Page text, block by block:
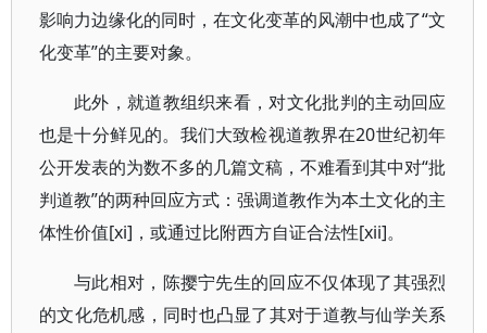
影响力边缘化的同时，在文化变革的风潮中也成了“文
化变革”的主要对象。
此外，就道教组织来看，对文化批判的主动回应
也是十分鲜见的。我们大致检视道教界在20世纪初年
公开发表的为数不多的几篇文稿，不难看到其中对“批
判道教”的两种回应方式：强调道教作为本土文化的主
体性价值[xi]，或通过比附西方自证合法性[xii]。
与此相对，陈撄宁先生的回应不仅体现了其强烈
的文化危机感，同时也凸显了其对于道教与仙学关系